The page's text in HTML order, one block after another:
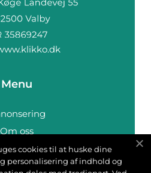
Menu
Om oss
Cookies
oss
cookies til at huske dine
personalisering af indhold og